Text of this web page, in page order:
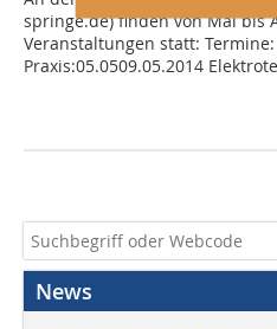
springe.de) finden von Mai bis
Veranstaltungen statt:
Praxis:05.0509.05.2014
News